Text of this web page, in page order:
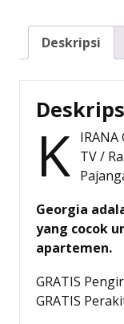
Georgia
–
Kirana
Furniture
Deskripsi
K TV /
Georgia
yang cocok
apartemen.
GRATIS
GRATIS